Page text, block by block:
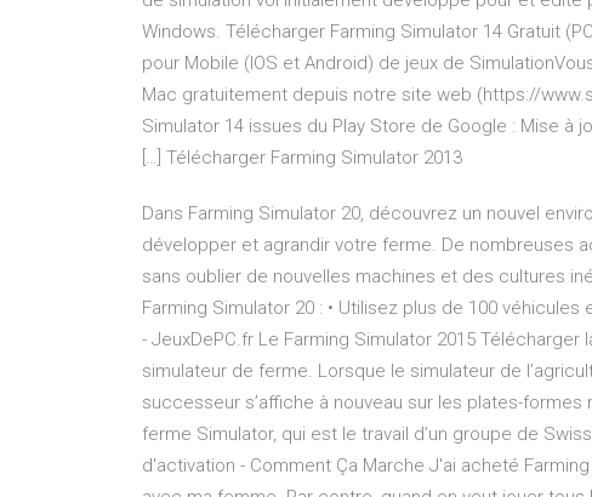
Windows. Télécharger Farming Simulator 14 Gratuit
pour Mobile (IOS et Android) de jeux de
Mac gratuitement depuis notre site web (https://
Simulator 14 issues du Play Store de Google : Mise à
[…] Télécharger Farming Simulator 2013
Dans Farming Simulator 20, découvrez un nouvel
développer et agrandir votre ferme. De nombreuses
sans oublier de nouvelles machines et des cultures
Farming Simulator 20 : • Utilisez plus de 100
- JeuxDePC.fr Le Farming Simulator 2015
simulateur de ferme. Lorsque le simulateur de
successeur s’affiche à nouveau sur les plates-
ferme Simulator, qui est le travail d’un groupe de
d'activation - Comment Ça Marche J'ai acheté